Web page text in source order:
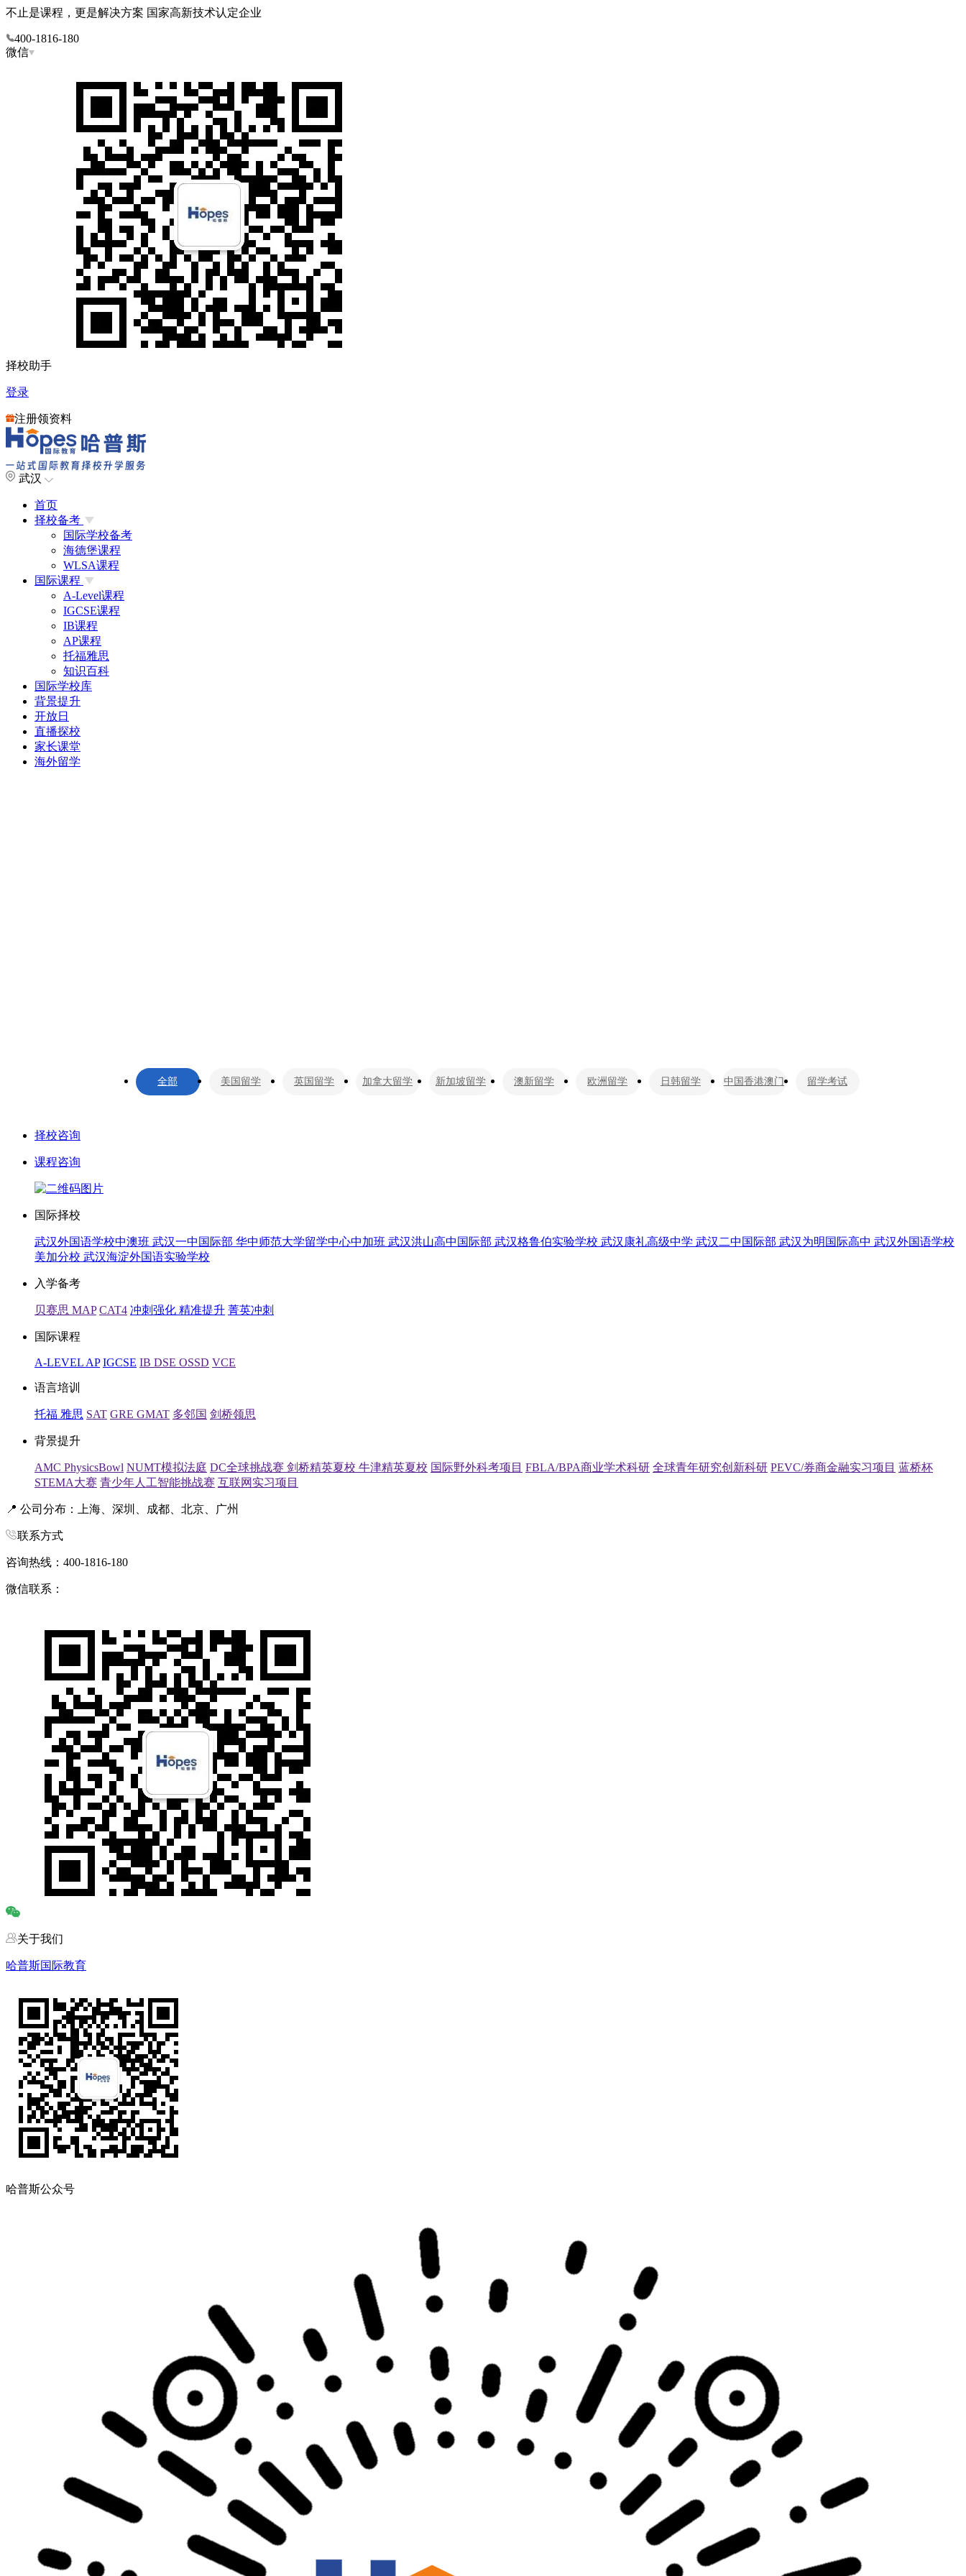
不止是课程，更是解决方案 国家高新技术认定企业
400-1816-180
微信
择校助手
登录
注册领资料
武汉
首页
择校备考
国际学校备考
海德堡课程
WLSA课程
国际课程
A-Level课程
IGCSE课程
IB课程
AP课程
托福雅思
知识百科
国际学校库
背景提升
开放日
直播探校
家长课堂
海外留学
全部 美国留学 英国留学 加拿大留学 新加坡留学 澳新留学 欧洲留学 日韩留学 中国香港澳门 留学考试
择校咨询
课程咨询
国际择校
武汉外国语学校中澳班 武汉一中国际部 华中师范大学留学中心中加班 武汉洪山高中国际部 武汉格鲁伯实验学校 武汉康礼高级中学 武汉二中国际部 武汉为明国际高中 武汉外国语学校
美加分校 武汉海淀外国语实验学校
入学备考
贝赛思 MAP CAT4 冲刺强化 精准提升 菁英冲刺
国际课程
A-LEVEL AP IGCSE IB DSE OSSD VCE
语言培训
托福 雅思 SAT GRE GMAT 多邻国 剑桥领思
背景提升
AMC PhysicsBowl NUMT模拟法庭 DC全球挑战赛 剑桥精英夏校 牛津精英夏校 国际野外科考项目 FBLA/BPA商业学术科研 全球青年研究创新科研 PEVC/券商金融实习项目 蓝桥杯
STEMA大赛 青少年人工智能挑战赛 互联网实习项目
📍 公司分布：上海、深圳、成都、北京、广州
联系方式
咨询热线：400-1816-180
微信联系：
关于我们
哈普斯国际教育
哈普斯公众号